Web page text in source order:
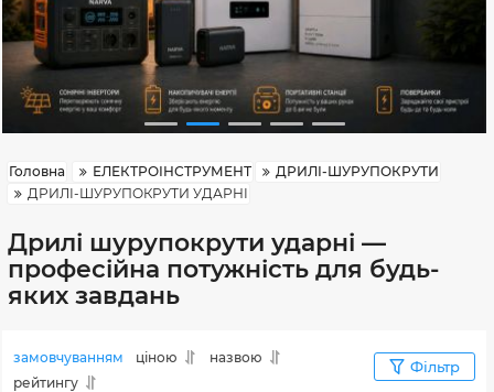
Головна ЕЛЕКТРОІНСТРУМЕНТ
ДРИЛІ-ШУРУПОКРУТИ
ДРИЛІ-ШУРУПОКРУТИ УДАРНІ
Дрилі шурупокрути ударні —
професійна потужність для будь-
яких завдань
замовчуванням ціною
назвою
рейтингу
Фільтр